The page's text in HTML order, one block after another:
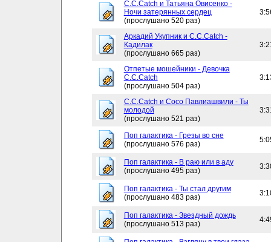
C.C.Catch и Татьяна Овисенко -
Ночи затерянных сердец
(прослушано 520 раз)
Аркадий Укупник и C.C.Catch -
Кадилак
(прослушано 665 раз)
Отпетые мошейники - Девочка
C.C.Catch
(прослушано 504 раз)
C.C.Catch и Сосо Павлиашвили - Ты
молодой
(прослушано 521 раз)
Поп галактика - Грезы во сне
(прослушано 576 раз)
Поп галактика - В раю или в аду
(прослушано 495 раз)
Поп галактика - Ты стал другим
(прослушано 483 раз)
Поп галактика - Звездный дождь
(прослушано 513 раз)